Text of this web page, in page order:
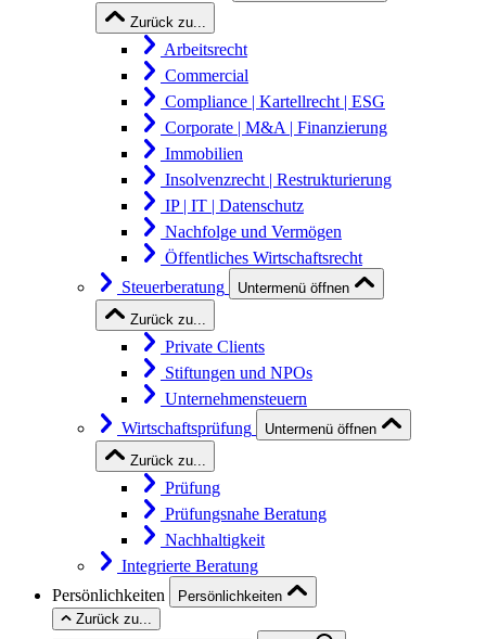
Zurück zu...
Arbeitsrecht
Commercial
Compliance | Kartellrecht | ESG
Corporate | M&A | Finanzierung
Immobilien
Insolvenzrecht | Restrukturierung
IP | IT | Datenschutz
Nachfolge und Vermögen
Öffentliches Wirtschaftsrecht
Steuerberatung
Untermenü öffnen
Zurück zu...
Private Clients
Stiftungen und NPOs
Unternehmensteuern
Wirtschaftsprüfung
Untermenü öffnen
Zurück zu...
Prüfung
Prüfungsnahe Beratung
Nachhaltigkeit
Integrierte Beratung
Persönlichkeiten
Persönlichkeiten
Zurück zu...